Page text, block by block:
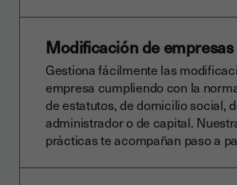
Modificación de empresas
Gestiona fácilmente las
empresa cumpliendo con la
de estatutos, de domicilio social,
administrador o de capital.
prácticas te acompañan paso a